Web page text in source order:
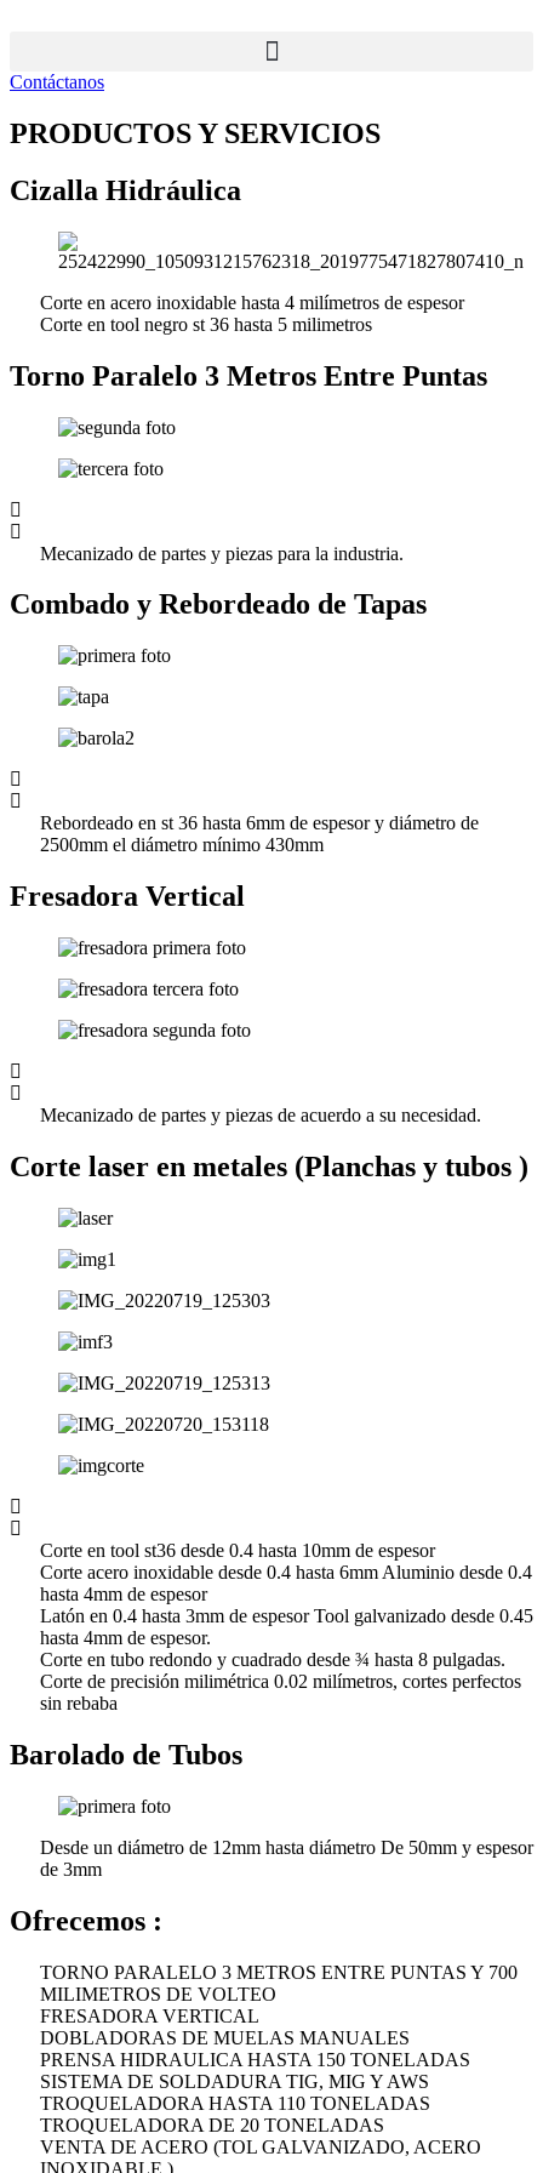
Contáctanos
PRODUCTOS Y SERVICIOS
Cizalla Hidráulica
Corte en acero inoxidable hasta 4 milímetros de espesor
Corte en tool negro st 36 hasta 5 milimetros
Torno Paralelo 3 Metros Entre Puntas
Mecanizado de partes y piezas para la industria.
Combado y Rebordeado de Tapas
Rebordeado en st 36 hasta 6mm de espesor y diámetro de
2500mm el diámetro mínimo 430mm
Fresadora Vertical
Mecanizado de partes y piezas de acuerdo a su necesidad.
Corte laser en metales (Planchas y tubos )
Corte en tool st36 desde 0.4 hasta 10mm de espesor
Corte acero inoxidable desde 0.4 hasta 6mm Aluminio desde 0.4
hasta 4mm de espesor
Latón en 0.4 hasta 3mm de espesor Tool galvanizado desde 0.45
hasta 4mm de espesor.
Corte en tubo redondo y cuadrado desde ¾ hasta 8 pulgadas.
Corte de precisión milimétrica 0.02 milímetros, cortes perfectos
sin rebaba
Barolado de Tubos
Desde un diámetro de 12mm hasta diámetro De 50mm y espesor
de 3mm
Ofrecemos :
TORNO PARALELO 3 METROS ENTRE PUNTAS Y 700
MILIMETROS DE VOLTEO
FRESADORA VERTICAL
DOBLADORAS DE MUELAS MANUALES
PRENSA HIDRAULICA HASTA 150 TONELADAS
SISTEMA DE SOLDADURA TIG, MIG Y AWS
TROQUELADORA HASTA 110 TONELADAS
TROQUELADORA DE 20 TONELADAS
VENTA DE ACERO (TOL GALVANIZADO, ACERO
INOXIDABLE )